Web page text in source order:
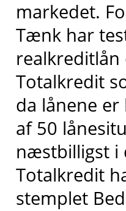
markedet.
Tænk har
Totalkredit
da lånene
af 50
næstbilligsti
Totalkredit
stemplet